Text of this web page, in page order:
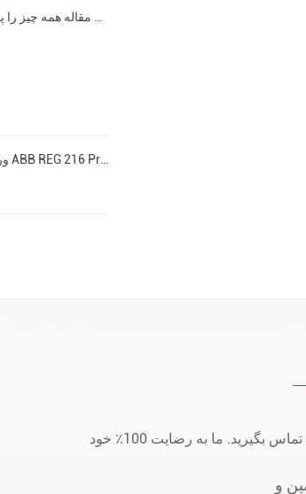
تحقیقات بنتلی نوادا: یک مقاله همه چیز را پوشش می‌دهد
ورودی/خروجی ABB REG 216 Procontrol P13 Advant/AC 800M S800
لطفا قبل از خرید یا بعد از خرید هر گونه سؤال یا نگرانی با ما تماس بگیرید. ما به رضایت 100٪ خود